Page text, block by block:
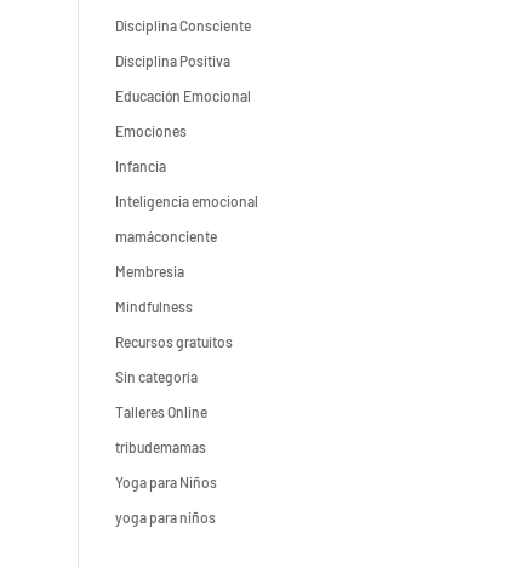
Disciplina Consciente
Disciplina Positiva
Educación Emocional
Emociones
Infancia
Inteligencia emocional
mamáconciente
Membresia
Mindfulness
Recursos gratuitos
Sin categoría
Talleres Online
tribudemamas
Yoga para Niños
yoga para niños